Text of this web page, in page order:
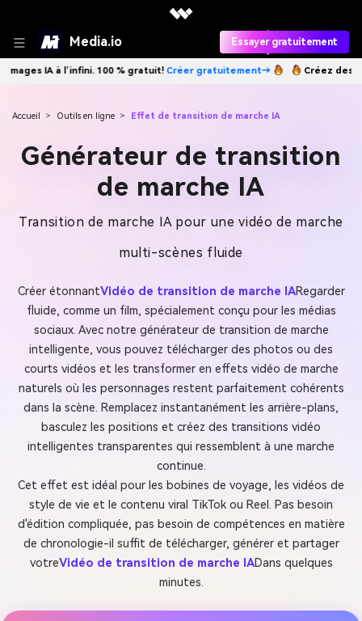
Media.io Essayer gratuitement
100 % gratuit!Créer gratuitement→ Créez des images IA à
Accueil > Outils en ligne > Effet de transition de marche IA
Générateur de transition
de marche IA
Transition de marche IA pour une vidéo de marche
multi-scènes fluide
Créer étonnantVidéo de transition de marche IARegarder
fluide, comme un film, spécialement conçu pour les médias
sociaux. Avec notre générateur de transition de marche
intelligente, vous pouvez télécharger des photos ou des
courts vidéos et les transformer en effets vidéo de marche
naturels où les personnages restent parfaitement cohérents
dans la scène. Remplacez instantanément les arrière-plans,
basculez les positions et créez des transitions vidéo
intelligentes transparentes qui ressemblent à une marche
continue.
Cet effet est idéal pour les bobines de voyage, les vidéos de
style de vie et le contenu viral TikTok ou Reel. Pas besoin
d'édition compliquée, pas besoin de compétences en matière
de chronologie-il suffit de télécharger, générer et partager
votreVidéo de transition de marche IADans quelques
minutes.